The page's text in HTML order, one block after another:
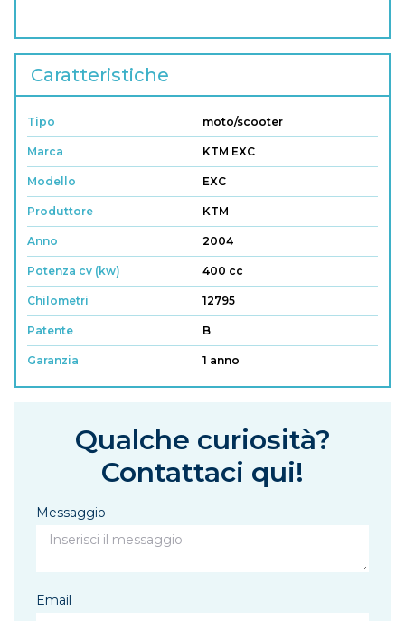
Caratteristiche
Tipo moto/scooter
Marca KTM EXC
Modello EXC
Produttore KTM
Anno 2004
Potenza cv (kw) 400 cc
Chilometri 12795
Patente B
Garanzia 1 anno
Qualche curiosità?
Contattaci qui!
Messaggio
Email